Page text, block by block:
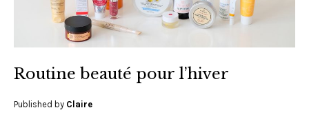
Routine beauté pour l’hiver
Published by Claire